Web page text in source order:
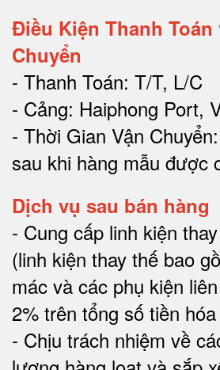
Điều Kiện Thanh Toán
Chuyển
- Thanh Toán: T/T, L/C
- Cảng: Haiphong Port,
- Thời Gian Vận
sau khi hàng mẫu được
Dịch vụ sau bán hàng
- Cung cấp linh kiện
(linh kiện thay thế bao
mác và các phụ kiện
2% trên tổng số tiền
- Chịu trách nhiệm về